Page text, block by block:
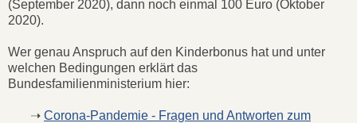
(September 2020), dann noch einmal 100 Euro (Oktober
2020).
Wer genau Anspruch auf den Kinderbonus hat und unter
welchen Bedingungen erklärt das
Bundesfamilienministerium hier:
➝ Corona-Pandemie - Fragen und Antworten zum